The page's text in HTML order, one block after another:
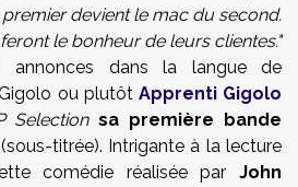
premier devient le mac du second.
le bonheur de leurs clientes."
annonces dans la langue de
ou plutôt Apprenti Gigolo
Selection sa première bande
(sous-titrée). Intrigante à la lecture
comédie réalisée par John